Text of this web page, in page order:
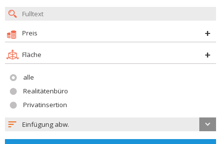
Preis
Fläche
alle
Realitätenbüro
Privatinsertion
Einfügung abw.